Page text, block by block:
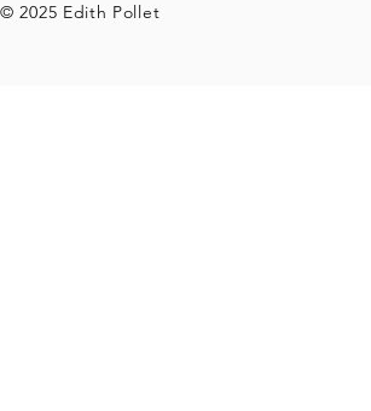
© 2025 Edith Pollet